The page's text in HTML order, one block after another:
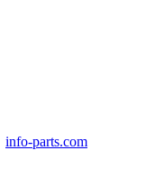
info-parts.com